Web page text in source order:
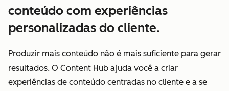
conteúdo com experiências
personalizadas do cliente.
Produzir mais conteúdo não é mais suficiente para gerar
resultados. O Content Hub ajuda você a criar
experiências de conteúdo centradas no cliente e a se